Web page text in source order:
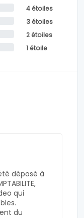
4 étoiles
3 étoiles
2 étoiles
1 étoile
déposé à
qui
du